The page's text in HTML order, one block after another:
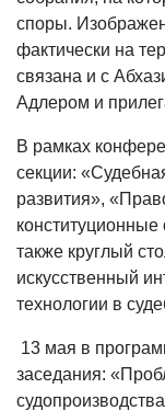
споры.
фактически на
связана и с
Адлером и
В рамках
секции:
развития»,
также круглый
искусственный
технологии в
13 мая в
заседания: